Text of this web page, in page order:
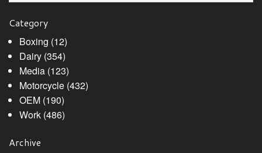
Category
Boxing (12)
Dairy(354)
Media(123)
Motorcycle(432)
OEM(190)
Work(486)
Archive